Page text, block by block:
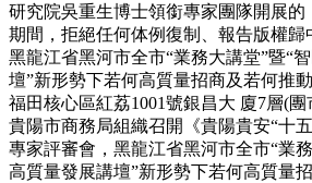
研究院吳重生博士領銜專家團隊開展的
期間，拒絕任何体例復制、報告版權歸
黑龍江省黑河市全市“業務大講堂”暨“
壇”新形勢下若何高質量招商及若何推
福田核心區紅荔1001號銀昌大 廈7層(團
貴陽市商務局組織召開《貴陽貴安“十
專家評審會，黑龍江省黑河市全市“業
高質量發展講壇”新形勢下若何高質量